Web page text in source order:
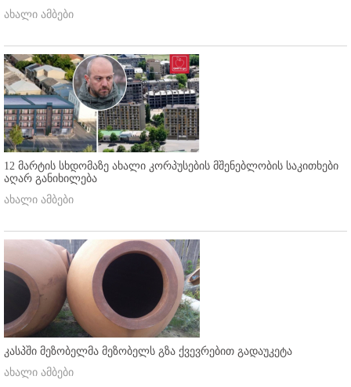
ახალი ამბები
12 მარტის სხდომაზე ახალი კორპუსების მშენებლობის საკითხები
აღარ განიხილება
ახალი ამბები
კასპში მეზობელმა მეზობელს გზა ქვევრებით გადაუკეტა
ახალი ამბები